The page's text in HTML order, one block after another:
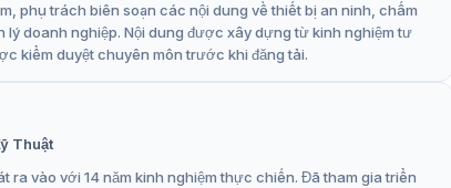
tích hợp module mã QR còn có các ưu điểm nổi bật
và cung cấp dữ liệu chính xác. Nó cũng có khả năng mở
đổi của tổ chức.
dùng chỉ cần đặt mặt vào khung hình hoặc cảm biến,
phụ trách biên soạn các nội dung về thiết bị an ninh, chấm
doanh nghiệp. Nội dung được xây dựng từ kinh nghiệm tư
kiểm duyệt chuyên môn trước khi đăng tải.
Thuật
ra vào với 14 năm kinh nghiệm thực chiến. Đã tham gia triển